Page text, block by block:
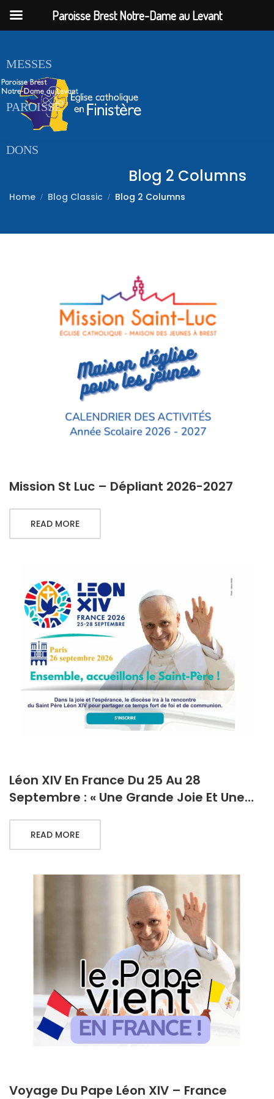
ACCUEIL
MESSES
PAROISSE
DONS
Blog 2 Columns
Home Blog Classic Blog 2 Columns
Mission St Luc – Dépliant 2026-2027
READ MORE
Léon XIV En France Du 25 Au 28
Septembre : « Une Grande Joie Et Une…
READ MORE
Voyage Du Pape Léon XIV – France
Paroisse Brest Notre-Dame au Levant